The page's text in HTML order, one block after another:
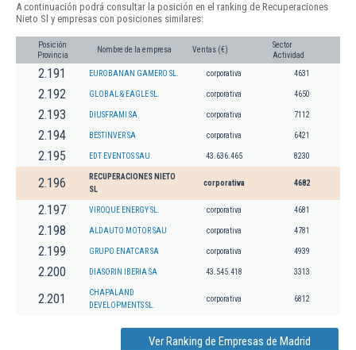
A continuación podrá consultar la posición en el ranking de Recuperaciones
Nieto Sl y empresas con posiciones similares:
Posición
Provincia
Nombre de la empresa Ventas (€)
Sector
Actividad
2.191 EUROBANAN GAMERO SL. corporativa 4631
2.192 GLOBAL & EAGLE SL. corporativa 4650
2.193 DIUSFRAMI SA corporativa 7112
2.194 BESTINVER SA corporativa 6421
2.195 EDT EVENTOS SAU 43.636.465 8230
2.196
RECUPERACIONES NIETO
SL
corporativa 4682
2.197 VIROQUE ENERGY SL. corporativa 4681
2.198 ALDAUTO MOTOR SAU corporativa 4781
2.199 GRUPO ENATCAR SA corporativa 4939
2.200 DIASORIN IBERIA SA 43.545.418 3313
2.201
CHAPALAND
DEVELOPMENTS SL.
corporativa 6812
Ver Ranking de Empresas de Madrid